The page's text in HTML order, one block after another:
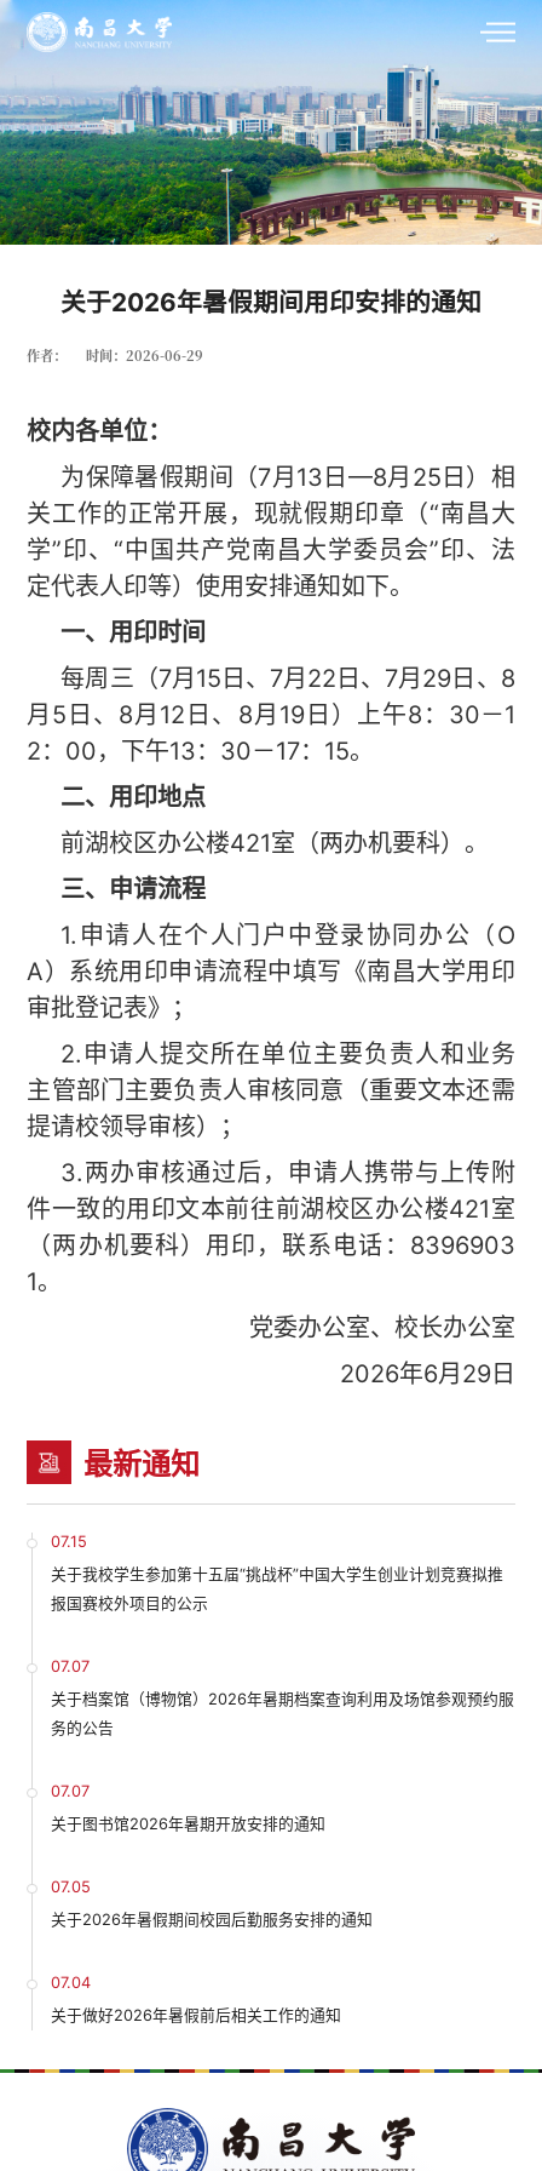
关于2026年暑假期间用印安排的通知
作者： 时间：2026-06-29
校内各单位：
为保障暑假期间（7月13日—8月25日）相
关工作的正常开展，现就假期印章（“南昌大
学”印、“中国共产党南昌大学委员会”印、法
定代表人印等）使用安排通知如下。
一、用印时间
每周三（7月15日、7月22日、7月29日、8
月5日、8月12日、8月19日）上午8：30－1
2：00，下午13：30－17：15。
二、用印地点
前湖校区办公楼421室（两办机要科）。
三、申请流程
1.申请人在个人门户中登录协同办公（O
A）系统用印申请流程中填写《南昌大学用印
审批登记表》；
2.申请人提交所在单位主要负责人和业务
主管部门主要负责人审核同意（重要文本还需
提请校领导审核）；
3.两办审核通过后，申请人携带与上传附
件一致的用印文本前往前湖校区办公楼421室
（两办机要科）用印，联系电话：8396903
1。
党委办公室、校长办公室
2026年6月29日
最新通知
07.15
关于我校学生参加第十五届“挑战杯”中国大学生创业计划竞赛拟推
报国赛校外项目的公示
07.07
关于档案馆（博物馆）2026年暑期档案查询利用及场馆参观预约服
务的公告
07.07
关于图书馆2026年暑期开放安排的通知
07.05
关于2026年暑假期间校园后勤服务安排的通知
07.04
关于做好2026年暑假前后相关工作的通知